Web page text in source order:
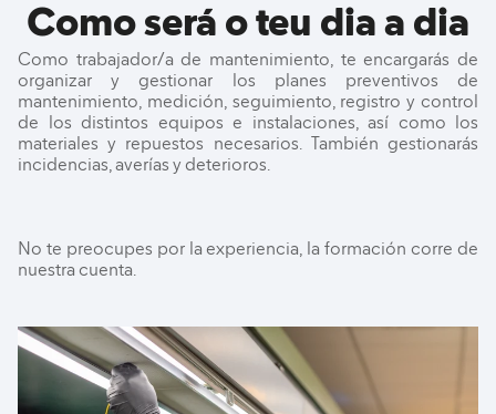
Como será o teu dia a dia
Como trabajador/a de mantenimiento, te encargarás de
organizar y gestionar los planes preventivos de
mantenimiento, medición, seguimiento, registro y control
de los distintos equipos e instalaciones, así como los
materiales y repuestos necesarios. También gestionarás
incidencias, averías y deterioros.​
No te preocupes por la experiencia, la formación corre de
nuestra cuenta.​